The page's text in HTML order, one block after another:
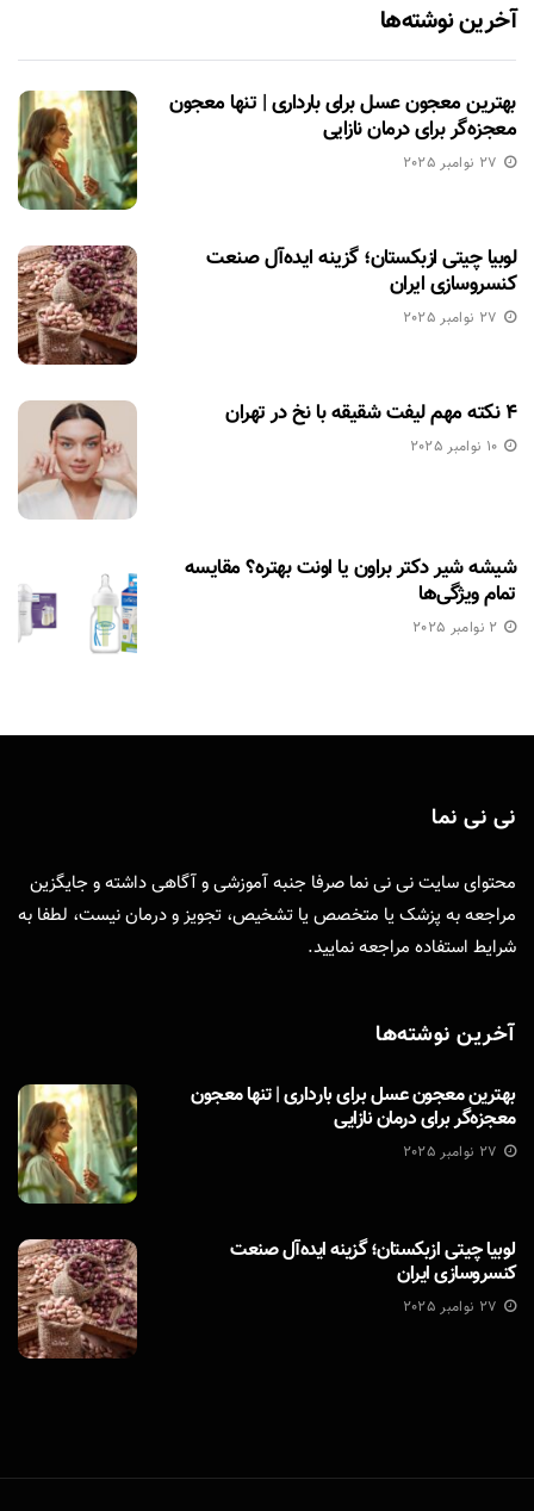
آخرین نوشته‌ها
بهترین معجون عسل برای بارداری | تنها معجون
معجزه‌گر برای درمان نازایی
27 نوامبر 2025
لوبیا چیتی ازبکستان؛ گزینه ایده‌آل صنعت
کنسروسازی ایران
27 نوامبر 2025
۴ نکته مهم لیفت شقیقه با نخ در تهران
10 نوامبر 2025
شیشه شیر دکتر براون یا اونت بهتره؟ مقایسه
تمام ویژگی‌ها
2 نوامبر 2025
نی نی نما
محتوای سایت نی نی نما صرفا جنبه آموزشی و آگاهی داشته و جایگزین
مراجعه به پزشک یا متخصص یا تشخیص، تجویز و درمان نیست، لطفا به
شرایط استفاده مراجعه نمایید.
آخرین نوشته‌ها
بهترین معجون عسل برای بارداری | تنها معجون
معجزه‌گر برای درمان نازایی
27 نوامبر 2025
لوبیا چیتی ازبکستان؛ گزینه ایده‌آل صنعت
کنسروسازی ایران
27 نوامبر 2025